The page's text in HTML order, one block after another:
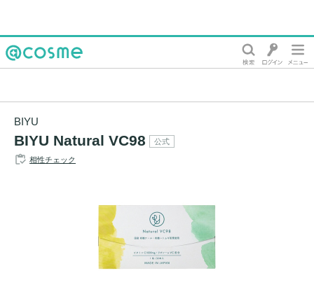
BIYU
BIYU Natural VC98 公式
相性チェック